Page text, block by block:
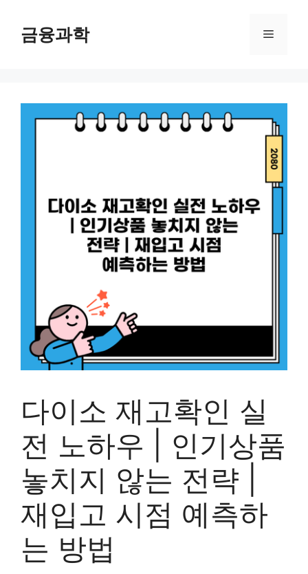
금융과학 메
다이소 재고확인 실
전 노하우 | 인기상품
놓치지 않는 전략 |
재입고 시점 예측하
는 방법